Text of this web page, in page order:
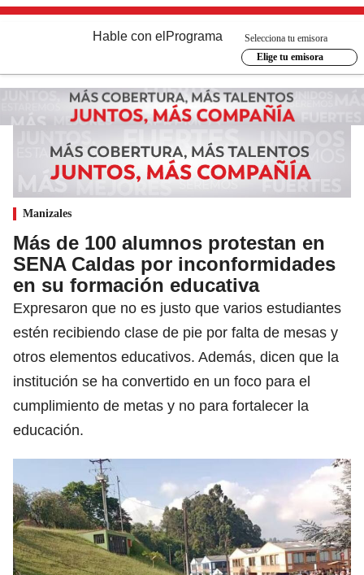
Hable con el Programa
Selecciona tu emisora
Elige tu emisora
Manizales
Más de 100 alumnos protestan en
SENA Caldas por inconformidades
en su formación educativa
Expresaron que no es justo que varios estudiantes
estén recibiendo clase de pie por falta de mesas y
otros elementos educativos. Además, dicen que la
institución se ha convertido en un foco para el
cumplimiento de metas y no para fortalecer la
educación.